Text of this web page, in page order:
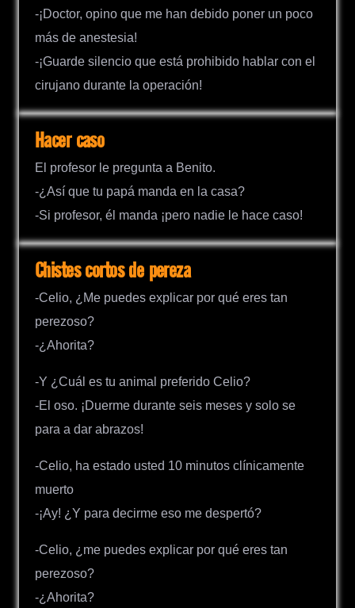
-¡Doctor, opino que me han debido poner un poco
más de anestesia!
-¡Guarde silencio que está prohibido hablar con el
cirujano durante la operación!
Hacer caso
El profesor le pregunta a Benito.
-¿Así que tu papá manda en la casa?
-Si profesor, él manda ¡pero nadie le hace caso!
Chistes cortos de pereza
-Celio, ¿Me puedes explicar por qué eres tan
perezoso?
-¿Ahorita?
-Y ¿Cuál es tu animal preferido Celio?
-El oso. ¡Duerme durante seis meses y solo se
para a dar abrazos!
-Celio, ha estado usted 10 minutos clínicamente
muerto
-¡Ay! ¿Y para decirme eso me despertó?
-Celio, ¿me puedes explicar por qué eres tan
perezoso?
-¿Ahorita?